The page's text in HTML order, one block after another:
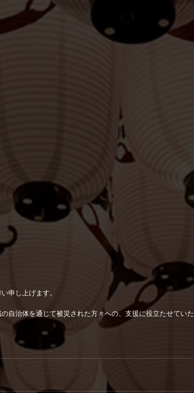
申し上げます。
自治体を通じて被災された方々への、支援に役立たせていた